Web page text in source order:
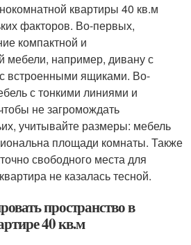
квартиры 40 кв.м
факторов. Во-первых,
компактной и
мебели, например, дивану с
встроенными ящиками. Во-
с тонкими линиями и
не загромождать
учитывайте размеры: мебель
площади комнаты. Также
свободного места для
не казалась тесной.
пространство в
40 кв.м